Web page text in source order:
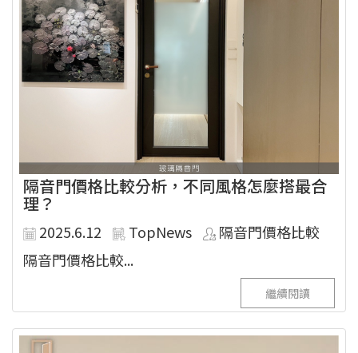
隔音門價格比較分析，不同風格怎麼搭最合
理？
2025.6.12 TopNews
隔音門價格比較
隔音門價格比較...
繼續閱讀